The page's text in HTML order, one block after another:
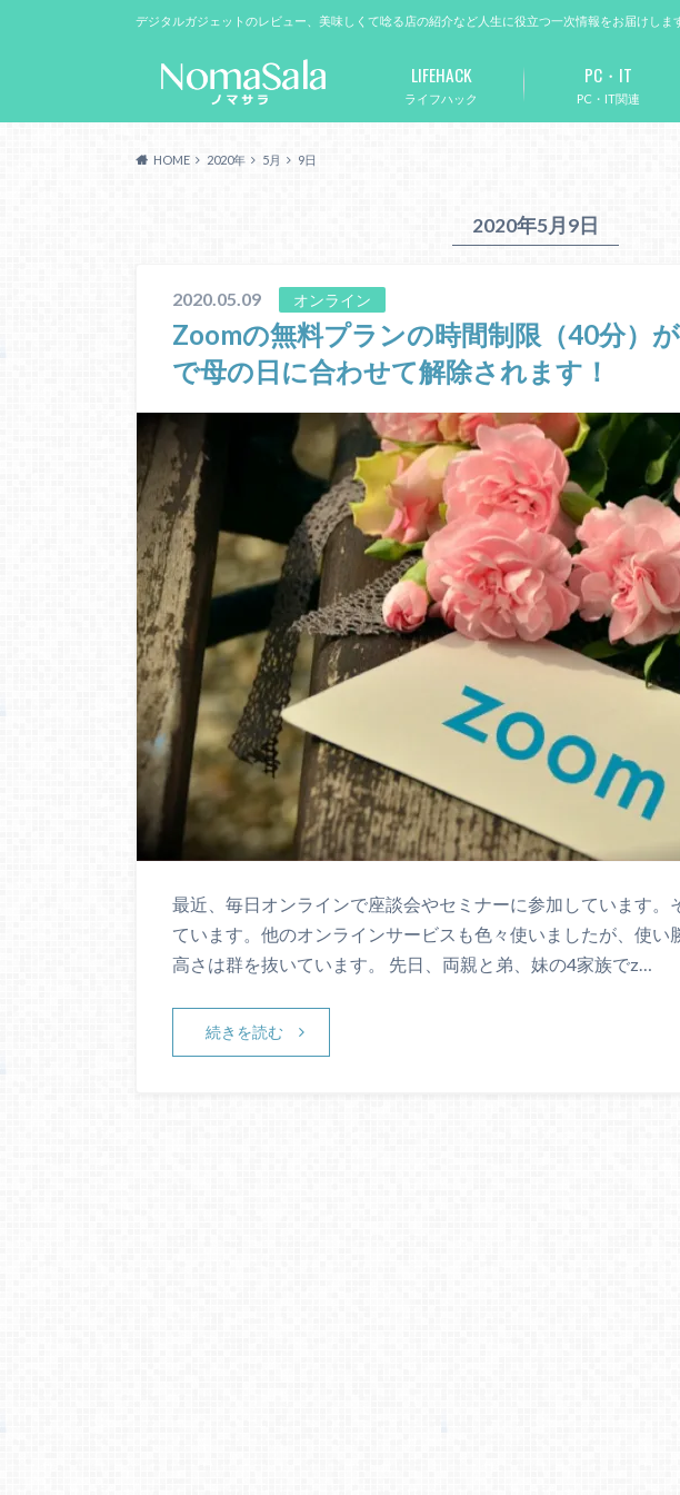
デジタルガジェットのレビュー、美味しくて唸る店の紹介など人生に役立つ一次情報をお届けしま
ライフハック
LIFEHACK
PC・IT関連
PC・IT
HOME 2020年 5月 9日
2020年5月9日
2020.05.09 オンライン
Zoomの無料プランの時間制限（40分）
で母の日に合わせて解除されます！
最近、毎日オンラインで座談会やセミナーに参加しています。
ています。他のオンラインサービスも色々使いましたが、使い
高さは群を抜いています。 先日、両親と弟、妹の4家族でz…
続きを読む